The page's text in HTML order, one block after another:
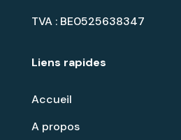
Liens rapides
Accueil
A propos
TVA : BE0525638347